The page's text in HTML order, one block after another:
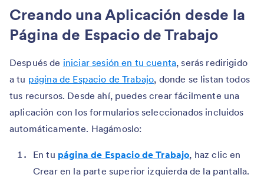
Creando una Aplicación desde la
Página de Espacio de Trabajo
Después de iniciar sesión en tu cuenta, serás redirigido
a tu página de Espacio de Trabajo, donde se listan todos
tus recursos. Desde ahí, puedes crear fácilmente una
aplicación con los formularios seleccionados incluidos
automáticamente. Hagámoslo:
En tu página de Espacio de Trabajo, haz clic en
Crear en la parte superior izquierda de la pantalla.